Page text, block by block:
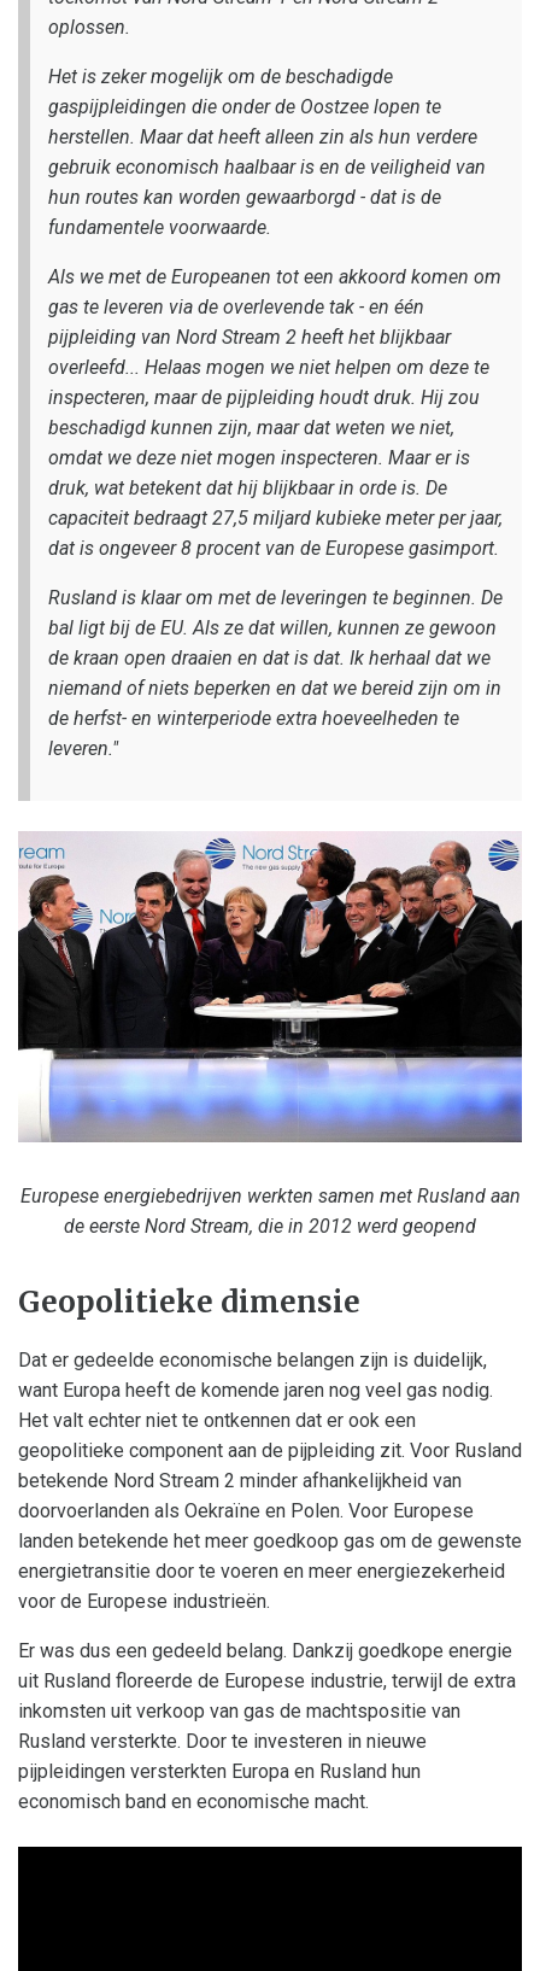
oplossen.
Het is zeker mogelijk om de beschadigde
gaspijpleidingen die onder de Oostzee lopen te
herstellen. Maar dat heeft alleen zin als hun verdere
gebruik economisch haalbaar is en de veiligheid van
hun routes kan worden gewaarborgd - dat is de
fundamentele voorwaarde.
Als we met de Europeanen tot een akkoord komen om
gas te leveren via de overlevende tak - en één
pijpleiding van Nord Stream 2 heeft het blijkbaar
overleefd... Helaas mogen we niet helpen om deze te
inspecteren, maar de pijpleiding houdt druk. Hij zou
beschadigd kunnen zijn, maar dat weten we niet,
omdat we deze niet mogen inspecteren. Maar er is
druk, wat betekent dat hij blijkbaar in orde is. De
capaciteit bedraagt 27,5 miljard kubieke meter per jaar,
dat is ongeveer 8 procent van de Europese gasimport.
Rusland is klaar om met de leveringen te beginnen. De
bal ligt bij de EU. Als ze dat willen, kunnen ze gewoon
de kraan open draaien en dat is dat. Ik herhaal dat we
niemand of niets beperken en dat we bereid zijn om in
de herfst- en winterperiode extra hoeveelheden te
leveren."
Europese energiebedrijven werkten samen met Rusland aan
de eerste Nord Stream, die in 2012 werd geopend
Geopolitieke dimensie
Dat er gedeelde economische belangen zijn is duidelijk,
want Europa heeft de komende jaren nog veel gas nodig.
Het valt echter niet te ontkennen dat er ook een
geopolitieke component aan de pijpleiding zit. Voor Rusland
betekende Nord Stream 2 minder afhankelijkheid van
doorvoerlanden als Oekraïne en Polen. Voor Europese
landen betekende het meer goedkoop gas om de gewenste
energietransitie door te voeren en meer energiezekerheid
voor de Europese industrieën.
Er was dus een gedeeld belang. Dankzij goedkope energie
uit Rusland floreerde de Europese industrie, terwijl de extra
inkomsten uit verkoop van gas de machtspositie van
Rusland versterkte. Door te investeren in nieuwe
pijpleidingen versterkten Europa en Rusland hun
economisch band en economische macht.